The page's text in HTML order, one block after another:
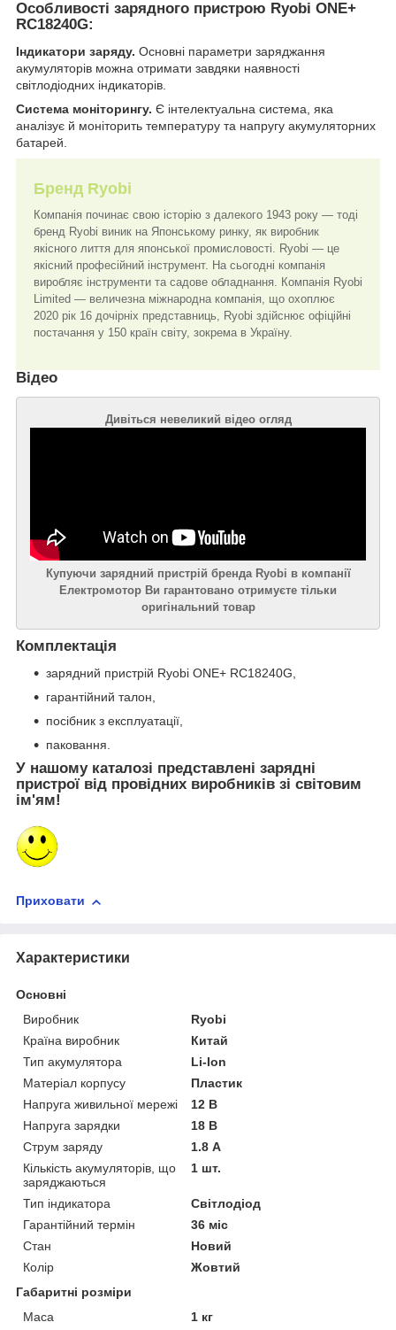
Особливості зарядного пристрою Ryobi ONE+
RC18240G:
Індикатори заряду. Основні параметри заряджання
акумуляторів можна отримати завдяки наявності
світлодіодних індикаторів.
Система моніторингу. Є інтелектуальна система, яка
аналізує й моніторить температуру та напругу акумуляторних
батарей.
Бренд Ryobi
Компанія починає свою історію з далекого 1943 року — тоді
бренд Ryobi виник на Японському ринку, як виробник
якісного лиття для японської промисловості. Ryobi — це
якісний професійний інструмент. На сьогодні компанія
виробляє інструменти та садове обладнання. Компанія Ryobi
Limited — величезна міжнародна компанія, що охоплює
2020 рік 16 дочірніх представниць, Ryobi здійснює офіційні
постачання у 150 країн світу, зокрема в Україну.
Відео
Дивіться невеликий відео огляд
Купуючи зарядний пристрій бренда Ryobi в компанії
Електромотор Ви гарантовано отримуєте тільки
оригінальний товар
Комплектація
зарядний пристрій Ryobi ONE+ RC18240G,
гарантійний талон,
посібник з експлуатації,
паковання.
У нашому каталозі представлені зарядні
пристрої від провідних виробників зі світовим
ім'ям!
Приховати
Характеристики
Основні
Виробник
Ryobi
Країна виробник
Китай
Тип акумулятора
Li-Ion
Матеріал корпусу
Пластик
Напруга живильної мережі
12 В
Напруга зарядки
18 В
Струм заряду
1.8 А
Кількість акумуляторів, що
заряджаються
1 шт.
Тип індикатора
Світлодіод
Гарантійний термін
36 міс
Стан
Новий
Колір
Жовтий
Габаритні розміри
Маса
1 кг